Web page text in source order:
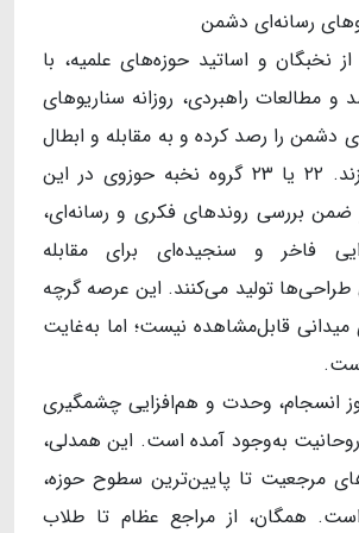
رسانه‌ای دشمن
نخبگان و اساتید حوزه‌های علمیه، با
مطالعات راهبردی، روزانه سناریوهای
دشمن را رصد کرده و به مقابله و ابطال
اثر آن‌ها می‌پردازند. ۲۲ یا ۲۳ گروه نخبه حوزوی در این
ضمن بررسی روندهای فکری و رسانه‌ای،
فاخر و سنجیده‌ای برای مقابله
طراحی‌ها تولید می‌کنند. این عرصه گرچه
میدانی قابل‌مشاهده نیست؛ اما به‌غایت
انسجام، وحدت و هم‌افزایی چشمگیری
به‌وجود آمده است. این همدلی،
مرجعیت تا پایین‌ترین سطوح حوزه،
همگان، از مراجع عظام تا طلاب